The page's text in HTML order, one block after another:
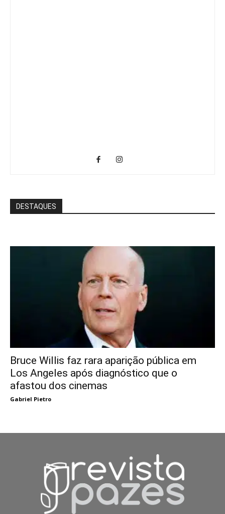
DESTAQUES
Bruce Willis faz rara aparição pública em
Los Angeles após diagnóstico que o
afastou dos cinemas
Gabriel Pietro